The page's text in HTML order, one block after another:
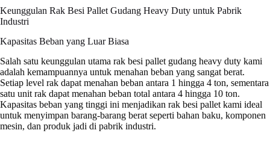
Keunggulan Rak Besi Pallet Gudang Heavy Duty untuk Pabrik
Industri
Kapasitas Beban yang Luar Biasa
Salah satu keunggulan utama rak besi pallet gudang heavy duty kami
adalah kemampuannya untuk menahan beban yang sangat berat.
Setiap level rak dapat menahan beban antara 1 hingga 4 ton, sementara
satu unit rak dapat menahan beban total antara 4 hingga 10 ton.
Kapasitas beban yang tinggi ini menjadikan rak besi pallet kami ideal
untuk menyimpan barang-barang berat seperti bahan baku, komponen
mesin, dan produk jadi di pabrik industri.